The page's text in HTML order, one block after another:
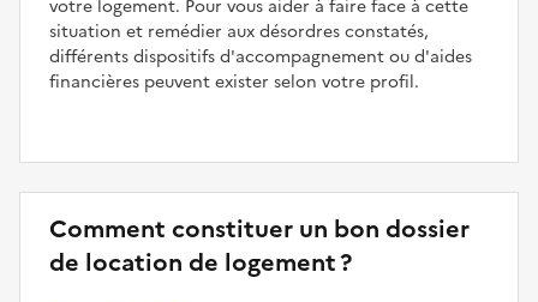
votre logement. Pour vous aider à faire face à cette
situation et remédier aux désordres constatés,
différents dispositifs d'accompagnement ou d'aides
financières peuvent exister selon votre profil.
Comment constituer un bon dossier
de location de logement ?